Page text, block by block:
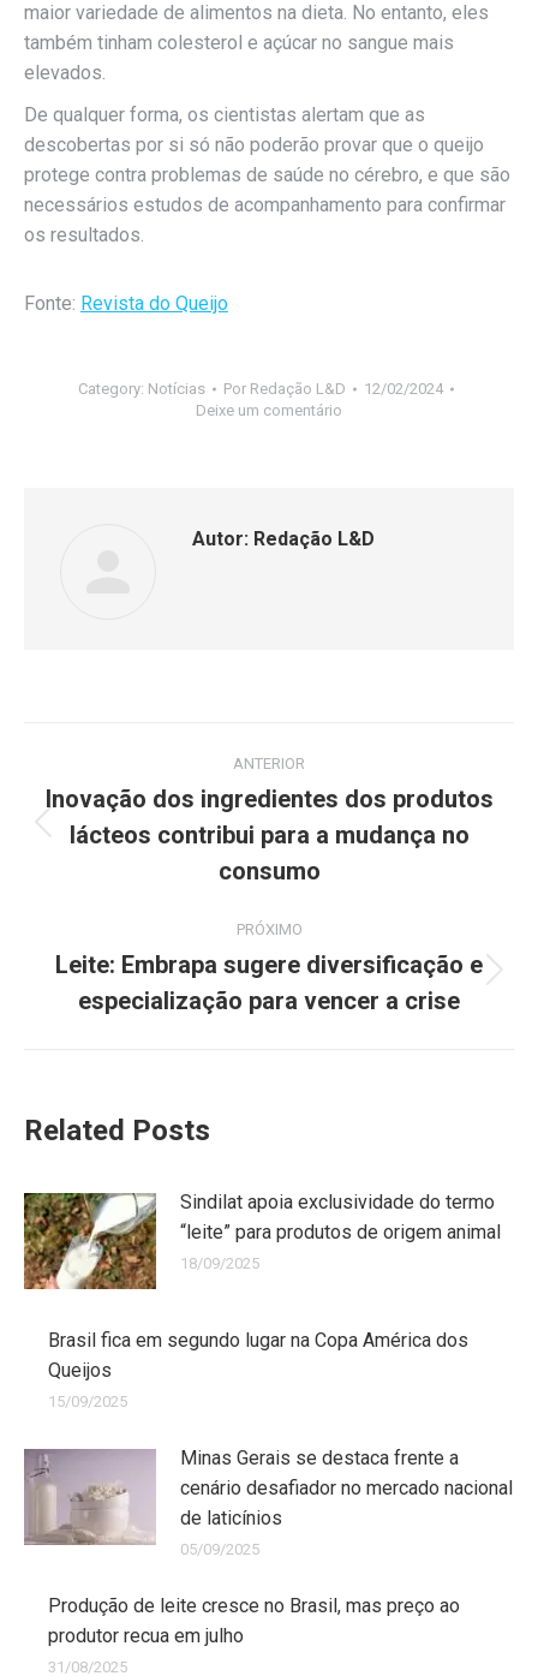
maior variedade de alimentos na dieta. No entanto, eles
também tinham colesterol e açúcar no sangue mais
elevados.
De qualquer forma, os cientistas alertam que as
descobertas por si só não poderão provar que o queijo
protege contra problemas de saúde no cérebro, e que são
necessários estudos de acompanhamento para confirmar
os resultados.
Fonte: Revista do Queijo
Category: Notícias Por Redação L&D
12/02/2024
Deixe um comentário
Autor: Redação L&D
ANTERIOR
Inovação dos ingredientes dos produtos
lácteos contribui para a mudança no
consumo
PRÓXIMO
Leite: Embrapa sugere diversificação e
especialização para vencer a crise
Related Posts
Sindilat apoia exclusividade do termo
“leite” para produtos de origem animal
18/09/2025
Brasil fica em segundo lugar na Copa América dos
Queijos
15/09/2025
Minas Gerais se destaca frente a
cenário desafiador no mercado nacional
de laticínios
05/09/2025
Produção de leite cresce no Brasil, mas preço ao
produtor recua em julho
31/08/2025